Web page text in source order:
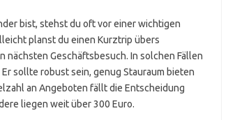
bist, stehst du oft vor einer wichtigen
planst du einen Kurztrip übers
Geschäftsbesuch. In solchen Fällen
sollte robust sein, genug Stauraum bieten
an Angeboten fällt die Entscheidung
liegen weit über 300 Euro.